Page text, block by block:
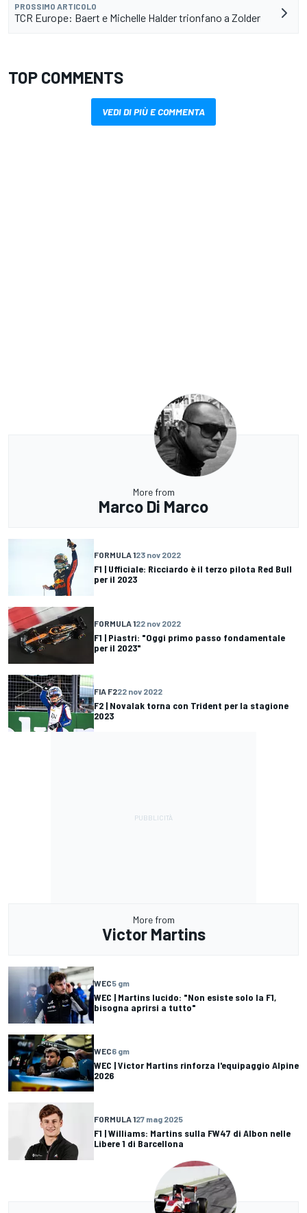
PROSSIMO ARTICOLO
TCR Europe: Baert e Michelle Halder trionfano a Zolder
TOP COMMENTS
VEDI DI PIÙ E COMMENTA
More from
Marco Di Marco
FORMULA 123 nov 2022
F1 | Ufficiale: Ricciardo è il terzo pilota Red Bull
per il 2023
FORMULA 122 nov 2022
F1 | Piastri: "Oggi primo passo fondamentale
per il 2023"
FIA F222 nov 2022
F2 | Novalak torna con Trident per la stagione
2023
More from
Victor Martins
WEC5 gm
WEC | Martins lucido: "Non esiste solo la F1,
bisogna aprirsi a tutto"
WEC6 gm
WEC | Victor Martins rinforza l'equipaggio Alpine
2026
FORMULA 127 mag 2025
F1 | Williams: Martins sulla FW47 di Albon nelle
Libere 1 di Barcellona